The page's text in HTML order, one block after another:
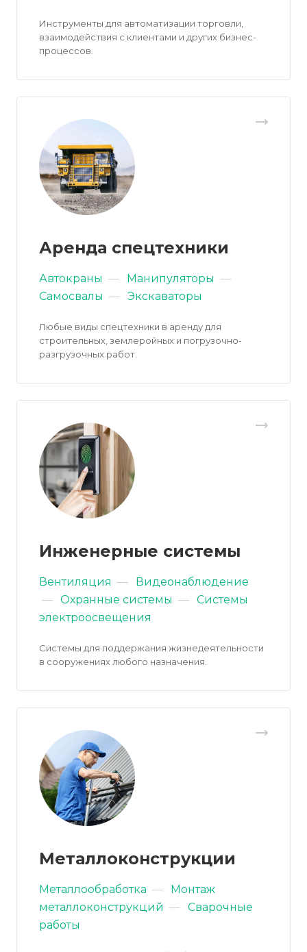
Инструменты для автоматизации торговли,
взаимодействия с клиентами и других бизнес-
процессов.
Аренда спецтехники
Автокраны — Манипуляторы —
Самосвалы — Экскаваторы
Любые виды спецтехники в аренду для
строительных, землеройных и погрузочно-
разгрузочных работ.
Инженерные системы
Вентиляция —
Видеонаблюдение
— Охранные системы — Системы
электроосвещения
Системы для поддержания жизнедеятельности
в сооружениях любого назначения.
Металлоконструкции
Металлообработка —
Монтаж
металлоконструкций — Сварочные
работы